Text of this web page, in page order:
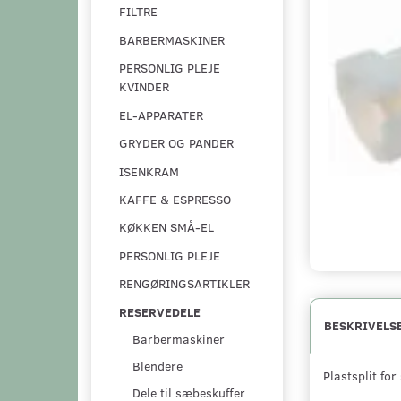
FILTRE
BARBERMASKINER
PERSONLIG PLEJE
KVINDER
EL-APPARATER
GRYDER OG PANDER
ISENKRAM
KAFFE & ESPRESSO
KØKKEN SMÅ-EL
PERSONLIG PLEJE
RENGØRINGSARTIKLER
RESERVEDELE
Barbermaskiner
Blendere
Dele til sæbeskuffer
Plastsplit for